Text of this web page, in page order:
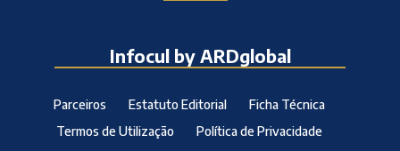
Infocul by ARDglobal
Parceiros Estatuto Editorial
Ficha Técnica
Termos de Utilização
Política de Privacidade